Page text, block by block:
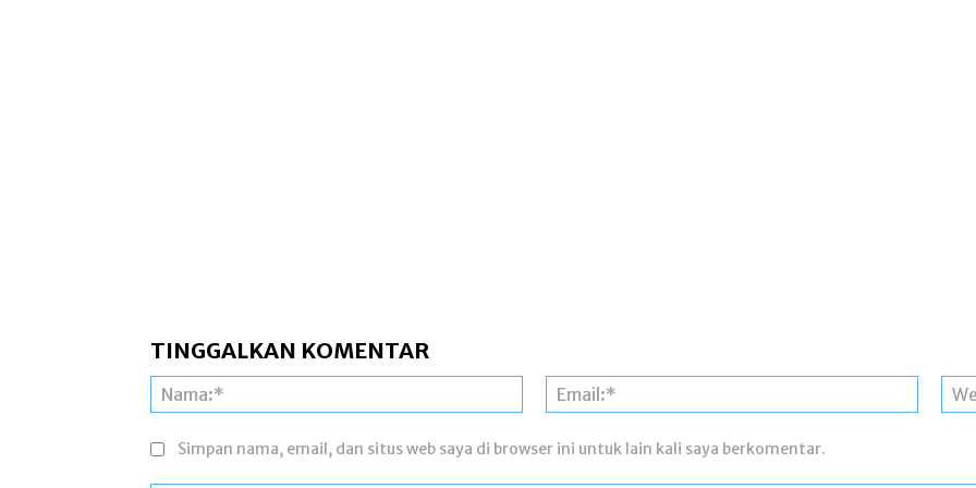
TINGGALKAN KOMENTAR
Nama:* Email:*
Simpan nama, email, dan situs web saya di browser ini untuk lain kali saya berkomentar.